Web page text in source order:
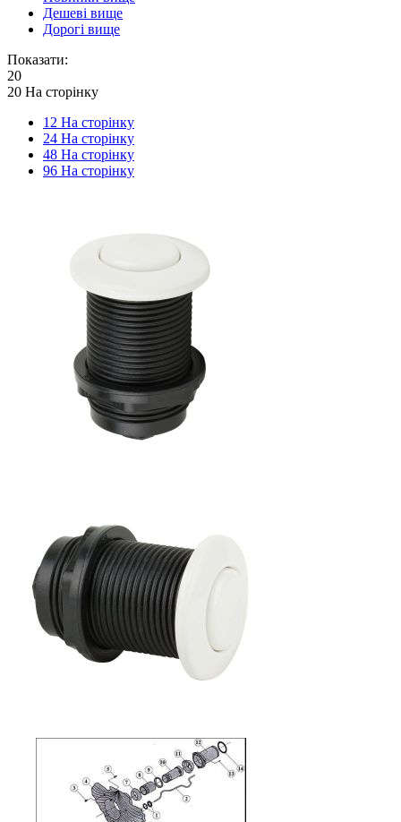
Дешеві вище
Дорогі вище
Показати:
20
20 На сторінку
12 На сторінку
24 На сторінку
48 На сторінку
96 На сторінку